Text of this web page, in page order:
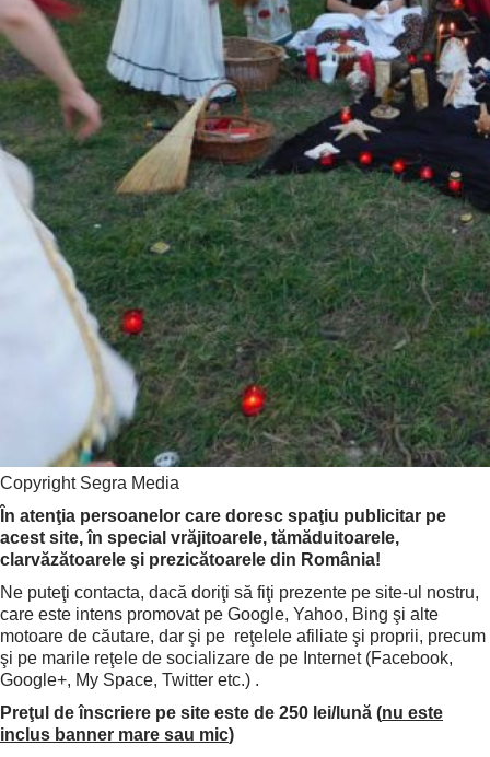
Copyright Segra Media
În atenţia persoanelor care doresc spaţiu publicitar pe
acest site, în special vrăjitoarele, tămăduitoarele,
clarvăzătoarele şi prezicătoarele din România!
Ne puteţi contacta, dacă doriţi să fiţi prezente pe site-ul nostru,
care este intens promovat pe Google, Yahoo, Bing şi alte
motoare de căutare, dar şi pe reţelele afiliate şi proprii, precum
şi pe marile reţele de socializare de pe Internet (Facebook,
Google+, My Space, Twitter etc.) .
Preţul de înscriere pe site este de 250 lei/lună (nu este
inclus banner mare sau mic)